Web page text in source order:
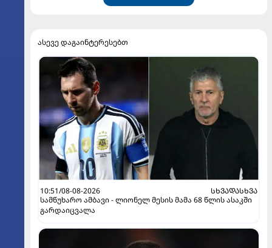
ასევე დაგაინტერესებთ
10:51/08-08-2026
ᲡᲮᲕᲐᲓᲐᲡᲮᲕᲐ
სამწუხარო ამბავი - ლიონელ მესის მამა 68 წლის ასაკში
გარდაიცვალა